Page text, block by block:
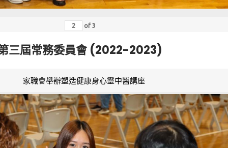
of 3
三屆常務委員會 (2022-2023)
家職會舉辦塑造健康身心靈中醫講座